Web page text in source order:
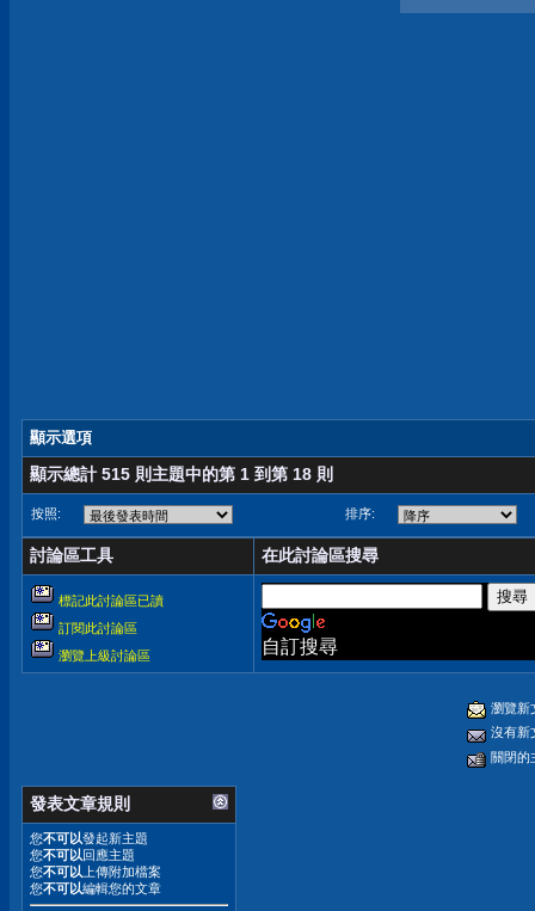
顯示選項
顯示總計 515 則主題中的第 1 到第 18 則
按照: 排序:
討論區工具 在此討論區搜尋
標記此討論區已讀
訂閱此討論區
瀏覽上級討論區
自訂搜尋
瀏覽新
沒有新
關閉的
發表文章規則
您不可以發起新主題
您不可以回應主題
您不可以 上傳附加檔案
您不可以編輯您的文章